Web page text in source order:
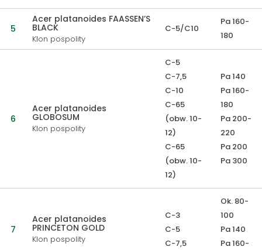
5
Acer platanoides FAASSEN’S
BLACK
Klon pospolity
C-5/C10
Pa 160-
180
6
Acer platanoides
GLOBOSUM
Klon pospolity
C-5
C-7,5
C-10
C-65
(obw. 10-
12)
C-65
(obw. 10-
12)
Pa 140
Pa 160-
180
Pa 200-
220
Pa 200
Pa 300
7
Acer platanoides
PRINCETON GOLD
Klon pospolity
C-3
C-5
C-7,5
Ok. 80-
100
Pa 140
Pa 160-